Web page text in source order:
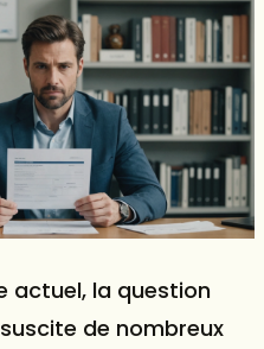
actuel, la question
suscite de nombreux